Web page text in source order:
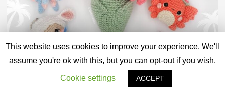
This website uses cookies to improve your experience. We'll
assume you're ok with this, but you can opt-out if you wish.
Cookie settings ACCEPT